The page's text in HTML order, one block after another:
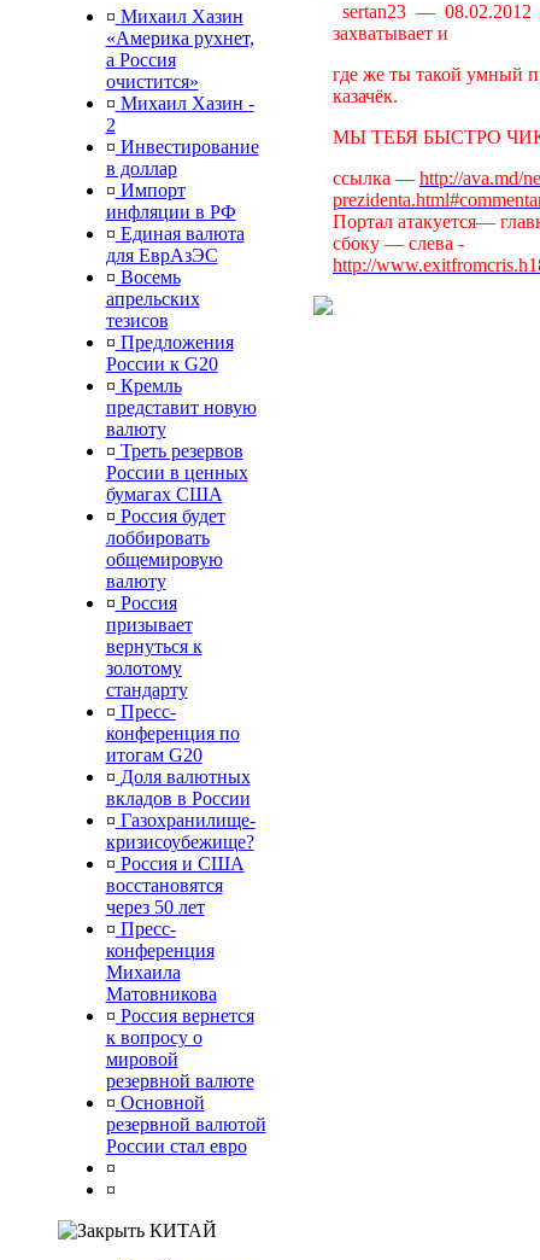
¤ Михаил Хазин
«Америка рухнет,
а Россия
очистится»
¤ Михаил Хазин -
2
¤ Инвестирование
в доллар
¤ Импорт
инфляции в РФ
¤ Единая валюта
для ЕврАзЭС
¤ Восемь
апрельских
тезисов
¤ Предложения
России к G20
¤ Кремль
представит новую
валюту
¤ Треть резервов
России в ценных
бумагах США
¤ Россия будет
лоббировать
общемировую
валюту
¤ Россия
призывает
вернуться к
золотому
стандарту
¤ Пресс-
конференция по
итогам G20
¤ Доля валютных
вкладов в России
¤ Газохранилище-
кризисоубежище?
¤ Россия и США
восстановятся
через 50 лет
¤ Пресс-
конференция
Михаила
Матовникова
¤ Россия вернется
к вопросу о
мировой
резервной валюте
¤ Основной
резервной валютой
России стал евро
¤
¤
КИТАЙ
sertan23 —
захватывает и
где же ты такой умный
казачёк.
МЫ ТЕБЯ БЫСТРО
ссылка — http://ava.md/
Портал атакуется—
сбоку — слева -
http://